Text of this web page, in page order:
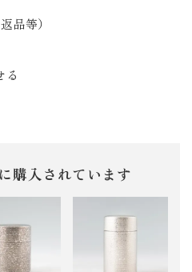
品等）
る
購入されています